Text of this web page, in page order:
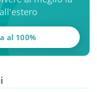
al 100%